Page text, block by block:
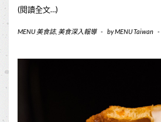
(閱讀全文…)
MENU 美食誌, 美食深入報導 - byMENU Taiwan -